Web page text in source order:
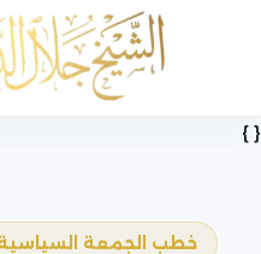
{ }
خطب الجمعة السياسية